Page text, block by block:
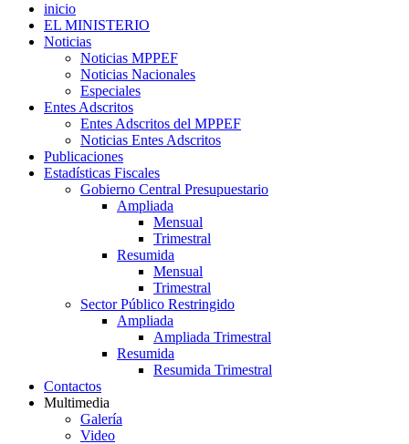
inicio
EL MINISTERIO
Noticias
Noticias MPPEF
Noticias Nacionales
Especiales
Entes Adscritos
Entes Adscritos del MPPEF
Noticias Entes Adscritos
Publicaciones
Estadísticas Fiscales
Gobierno Central Presupuestario
Ampliada
Mensual
Trimestral
Resumida
Mensual
Trimestral
Sector Público Restringido
Ampliada
Ampliada Trimestral
Resumida
Resumida Trimestral
Contactos
Multimedia
Galería
Video